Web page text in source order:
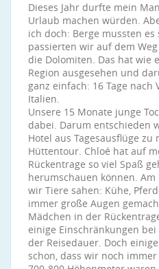
Dieses Jahr durfte mein
Urlaub machen würden.
ich doch: Berge mussten es
passierten wir auf dem
die Dolomiten. Das hat wie
Region ausgesehen und
ganz einfach: 16 Tage nach
Italien.
Unsere 15 Monate junge
dabei. Darum entschieden
Hotel aus Tagesausflüge zu
Hüttentour. Chloé hat auf
Rückentrage so viel Spaß
herumschauen können.
wir Tiere sahen: Kühe,
immer große Augen
Mädchen in der
einige Einschränkungen
der Reisedauer. Doch
schon, dass wir noch